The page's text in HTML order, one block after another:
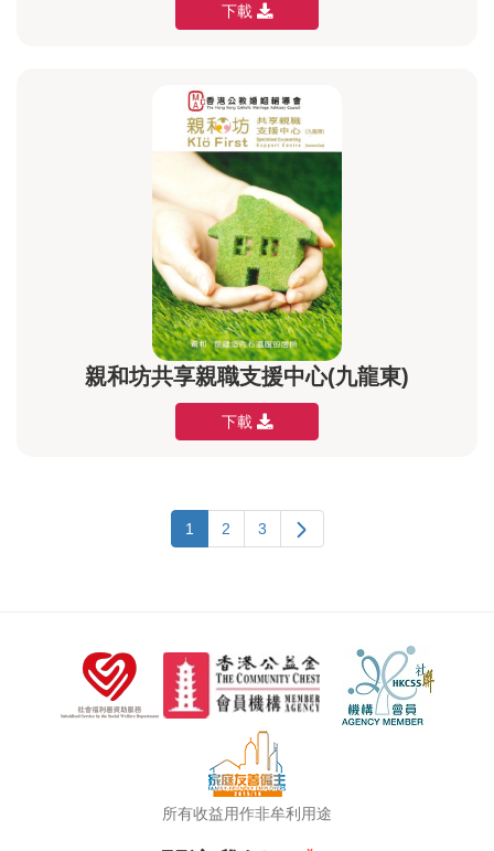
下載
親和坊共享親職支援中心(九龍東)
下載
1 2 3
所有收益用作非牟利用途